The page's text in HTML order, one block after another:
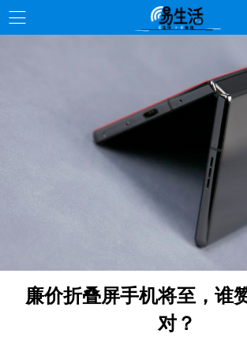
廉价折叠屏手机将至，谁
对？